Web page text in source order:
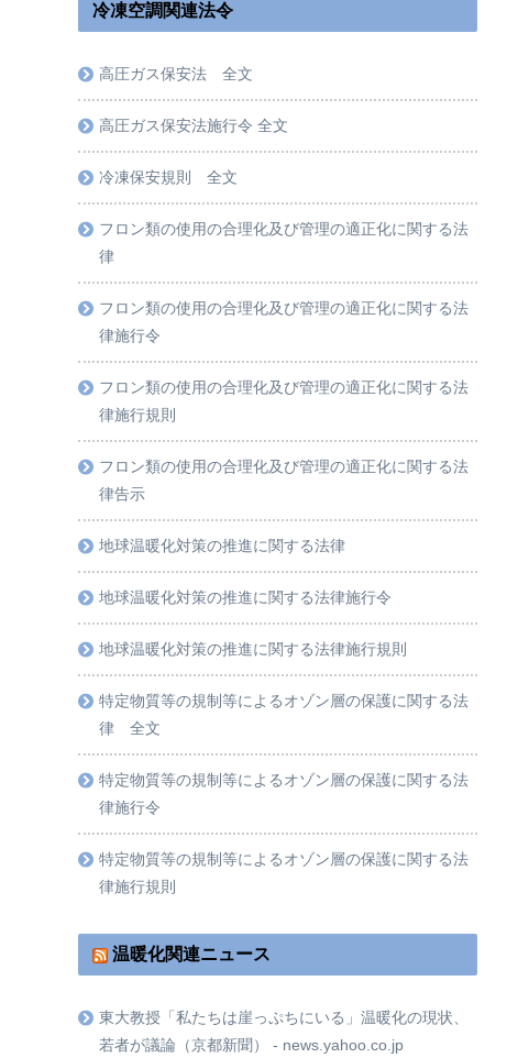
冷凍空調関連法令
高圧ガス保安法 全文
高圧ガス保安法施行令 全文
冷凍保安規則 全文
フロン類の使用の合理化及び管理の適正化に関する法
律
フロン類の使用の合理化及び管理の適正化に関する法
律施行令
フロン類の使用の合理化及び管理の適正化に関する法
律施行規則
フロン類の使用の合理化及び管理の適正化に関する法
律告示
地球温暖化対策の推進に関する法律
地球温暖化対策の推進に関する法律施行令
地球温暖化対策の推進に関する法律施行規則
特定物質等の規制等によるオゾン層の保護に関する法
律 全文
特定物質等の規制等によるオゾン層の保護に関する法
律施行令
特定物質等の規制等によるオゾン層の保護に関する法
律施行規則
温暖化関連ニュース
東大教授「私たちは崖っぷちにいる」温暖化の現状、
若者が議論（京都新聞） - news.yahoo.co.jp